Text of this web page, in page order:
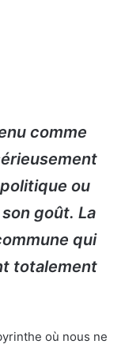
comme
ou
goût. La
qui
totalement
où nous ne